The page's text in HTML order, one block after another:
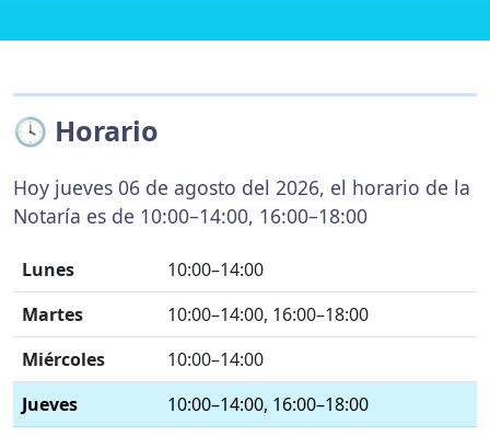
🕓 Horario
Hoy jueves 06 de agosto del 2026, el horario de la
Notaría es de 10:00–14:00, 16:00–18:00
Lunes
10:00–14:00
Martes
10:00–14:00, 16:00–18:00
Miércoles
10:00–14:00
Jueves
10:00–14:00, 16:00–18:00